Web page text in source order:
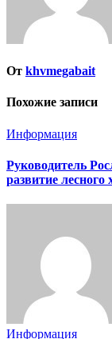
От khvmegabait
Похожие записи
Информация
Руководитель
развитие лесного
Информация